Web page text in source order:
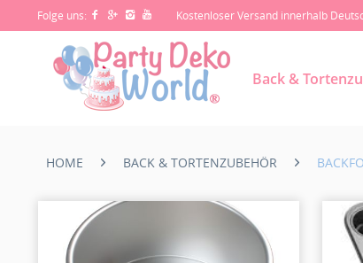
Folge uns: Kostenloser Versand innerhalb
Back &
HOME BACK & TORTENZUBEHÖR